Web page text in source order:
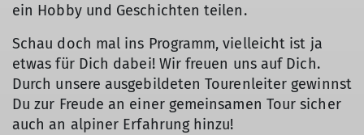
ein Hobby und Geschichten teilen.
Schau doch mal ins Programm, vielleicht ist ja
etwas für Dich dabei! Wir freuen uns auf Dich.
Durch unsere ausgebildeten Tourenleiter gewinnst
Du zur Freude an einer gemeinsamen Tour sicher
auch an alpiner Erfahrung hinzu!